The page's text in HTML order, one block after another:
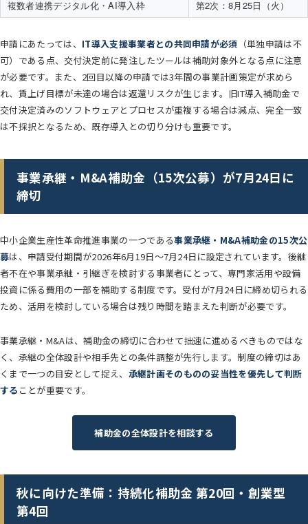
複数者連携デジタル化・AI導入枠
第2次：8月25日（火）
申請にあたっては、 IT導入支援事業者との共同申請が必須 （単独申請は不
可）である点、交付決定前に発注したツールは補助対象外となる点に注意
が必要です。また、2回目以降の申請では3年間の事業計画策定が求めら
れ、賃上げ目標が未達の場合は返還リスクが生じます。旧IT導入補助金で
交付決定済みのソフトウェアとプロセスが重複する場合は減点、完全一致
は不採択となるため、既存導入との切り分けも重要です。
事業承継・M&A補助金（15次公募）が7月24日に
締切
中小企業生産性革命推進事業の一つである事業承継・M&A補助金の15次公
募は、申請受付期間が2026年6月19日〜7月24日に設定されています。後継
者不在や事業承継・引継ぎを検討する事業者にとって、専門家活用や設備
投資に係る費用の一部を補助する制度です。受付が7月24日に締め切られる
ため、活用を検討している場合は残り時間を踏まえた判断が必要です。
事業承継・M&Aは、補助金の締切に合わせて拙速に進めるべきものではな
く、承継の全体設計や相手先との条件調整が先行します。制度の締切はあ
くまで一つの目安として捉え、 承継計画そのものの妥当性を優先して判断
する ことが重要です。
補助金の全体設計を相談する
秋に向けた準備：持続化補助金 第20回・創業型
第4回